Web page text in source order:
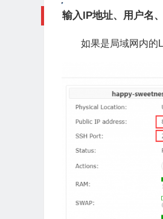
输入IP地址、用户名
如果是局域网内的